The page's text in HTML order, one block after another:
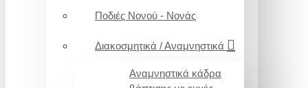
Ποδιές Νονού - Νονάς
Διακοσμητικά / Αναμνηστικά
Αναμνηστικά κάδρα